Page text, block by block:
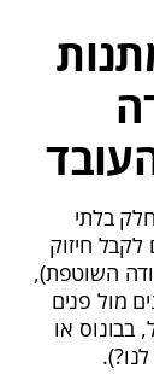
בלתי
לקבל חיזוק
השוטפת),
מול פנים
בבונוס או